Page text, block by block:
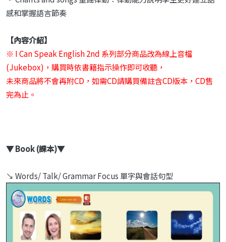
感和掌握語言節奏
【內容介紹】
※ I Can Speak English 2nd 系列部分商品改為線上音檔
(Jukebox)， 購買時依書籍指示操作即可收聽，
未來商品將不會再附CD，如需CD請購買備註含CD版本，CD售
完為止。
▼ Book (課本)▼
↘ Words/ Talk/ Grammar Focus 單字與會話句型